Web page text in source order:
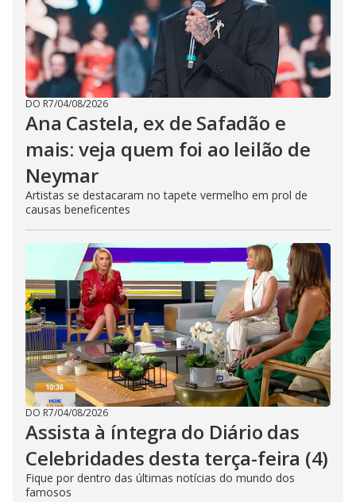
DO R7/04/08/2026
Ana Castela, ex de Safadão e
mais: veja quem foi ao leilão de
Neymar
Artistas se destacaram no tapete vermelho em prol de
causas beneficentes
DO R7/04/08/2026
Assista à íntegra do Diário das
Celebridades desta terça-feira (4)
Fique por dentro das últimas notícias do mundo dos
famosos